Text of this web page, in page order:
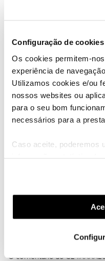
Configuração de cookies
Os cookies permitem-
experiência de
Utilizamos cookies e/ou
nossos websites ou
para o seu bom
necessários para a
Caso aceite, poderemos
funcionalidades
funcionalidade) e
(cookies de publicidade
utilização dos cookies
quem se propõem ajudar
2 pessoas gostaram
Raquel Morgado
O comentario do